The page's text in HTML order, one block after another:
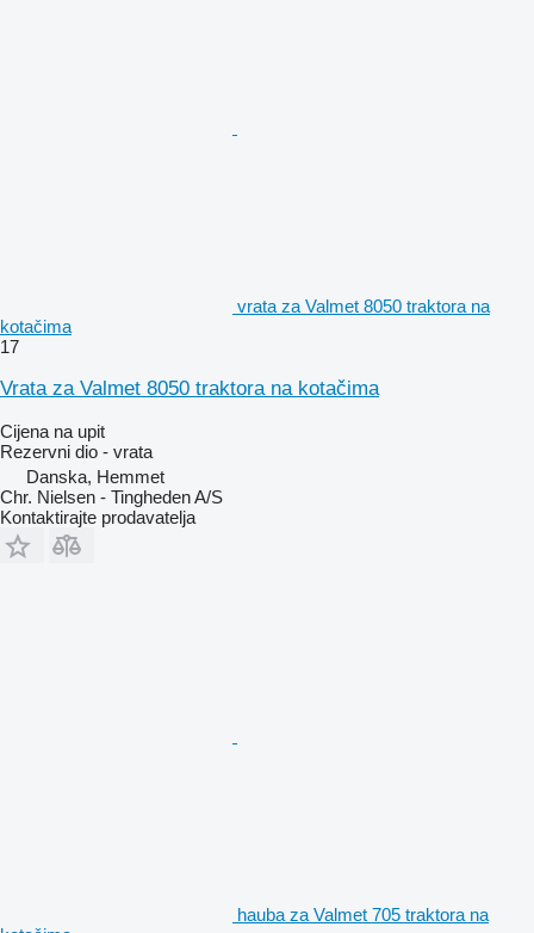
vrata za Valmet 8050 traktora na
kotačima
17
Vrata za Valmet 8050 traktora na kotačima
Cijena na upit
Rezervni dio - vrata
Danska, Hemmet
Chr. Nielsen - Tingheden A/S
Kontaktirajte prodavatelja
hauba za Valmet 705 traktora na